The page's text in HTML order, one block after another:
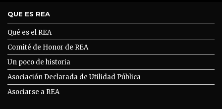
QUE ES REA
Qué es el REA
Comité de Honor de REA
Un poco de historia
Asociación Declarada de Utilidad Pública
Asociarse a REA